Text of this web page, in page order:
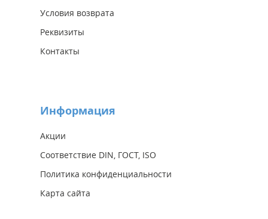
Условия возврата
Реквизиты
Контакты
Информация
Акции
Соответствие DIN, ГОСТ, ISO
Политика конфиденциальности
Карта сайта